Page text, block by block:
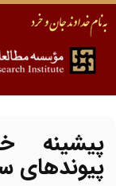
پیشینه
پیوندهای